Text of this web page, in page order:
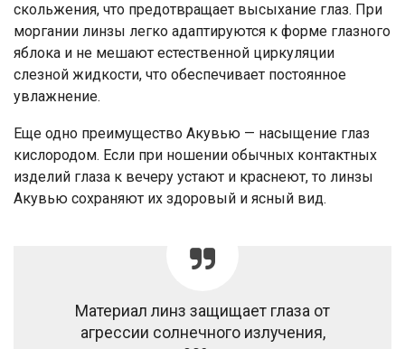
скольжения, что предотвращает высыхание глаз. При
моргании линзы легко адаптируются к форме глазного
яблока и не мешают естественной циркуляции
слезной жидкости, что обеспечивает постоянное
увлажнение.
Еще одно преимущество Акувью — насыщение глаз
кислородом. Если при ношении обычных контактных
изделий глаза к вечеру устают и краснеют, то линзы
Акувью сохраняют их здоровый и ясный вид.
Материал линз защищает глаза от
агрессии солнечного излучения,